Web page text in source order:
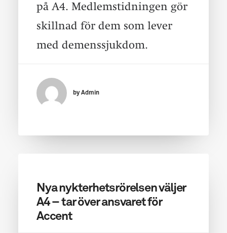
på A4. Medlemstidningen gör
skillnad för dem som lever
med demenssjukdom.
by Admin
Nya nykterhetsrörelsen väljer
A4 – tar över ansvaret för
Accent